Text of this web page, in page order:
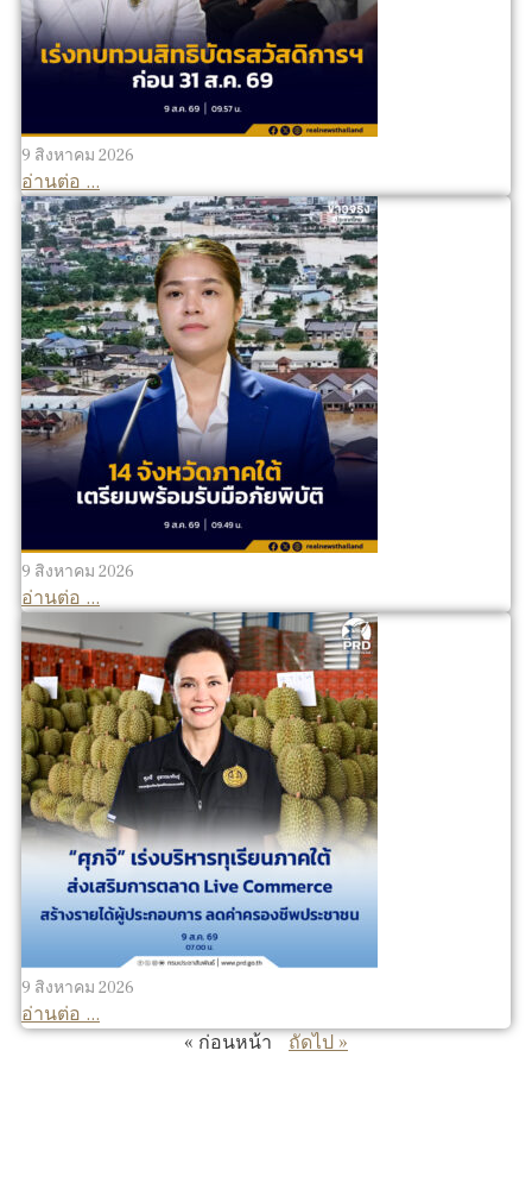
9 สิงหาคม 2026
อ่านต่อ ...
9 สิงหาคม 2026
อ่านต่อ ...
9 สิงหาคม 2026
อ่านต่อ ...
« ก่อนหน้า
ถัดไป »